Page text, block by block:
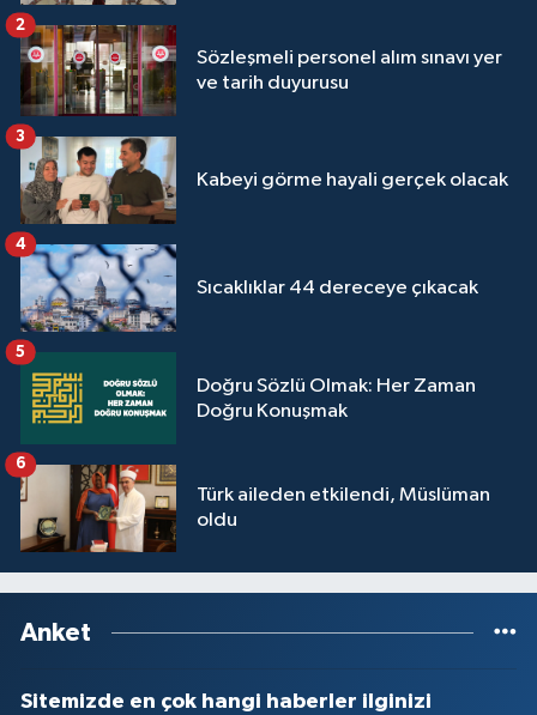
Sözleşmeli personel alım sınavı yer
ve tarih duyurusu
2
Kabeyi görme hayali gerçek olacak
3
Sıcaklıklar 44 dereceye çıkacak
4
Doğru Sözlü Olmak: Her Zaman
Doğru Konuşmak
5
Türk aileden etkilendi, Müslüman
oldu
6
Anket
Sitemizde en çok hangi haberler ilginizi
Yozgat Müftülüğü
Zonguldak Müftülüğü